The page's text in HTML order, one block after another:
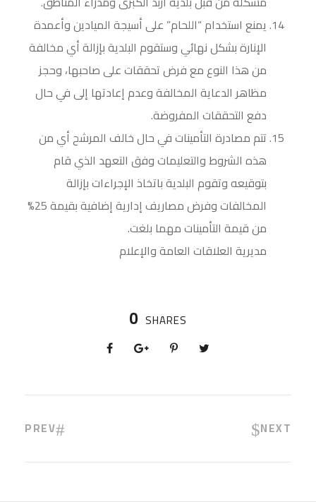
يمنع استخدام “اللحام” على أسيجة الميادين وأعمدة
الإنارة بشكل نهائي وستقوم البلدية بإزالة أي مخالفة
من هذا النوع مع فرض تحققات على صاحبها، وحجز
مظاهر الدعاية المخالفة وعدم إعادتها إلى في حال
دفع التحققات المفروضة.
تتم مصادرة التأمينات في حال خالف المرشح أي من
هذه الشروط والتعليمات وفق التعهد الذي قام
بتوقيعه وتقوم البلدية باتخاذ الإجراءات بإزالة
المخالفات وفرض مصاريف إدارية إضافية بقيمة 25%
من قيمة التأمينات مهما بلغت.
مديرية العلاقات العامة والإعلام
0 SHARES
PREV NEXT